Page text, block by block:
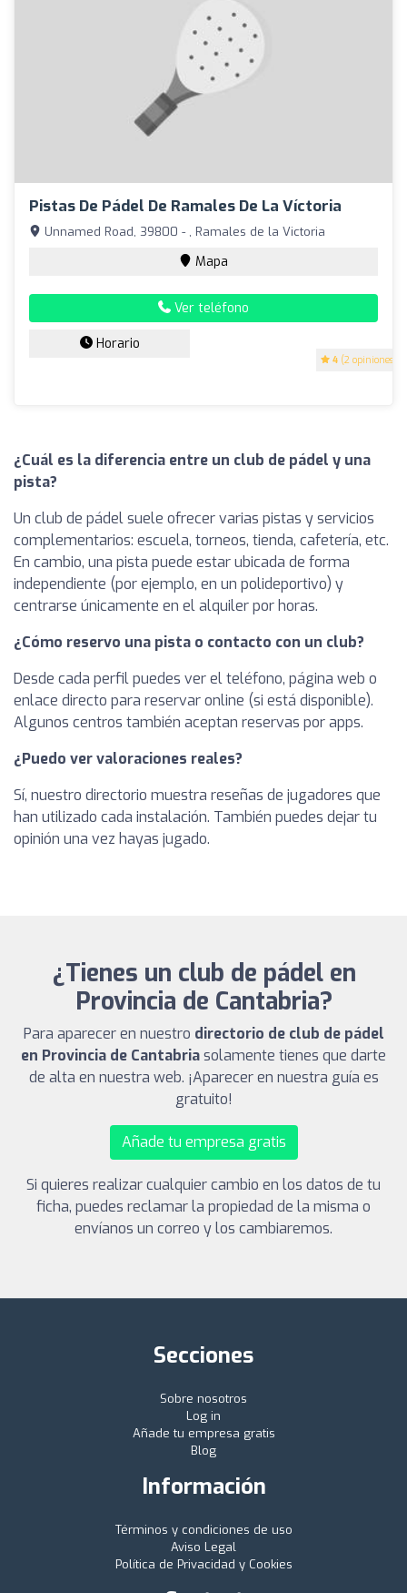
Pistas De Pádel De Ramales De La Víctoria
4 (2 opiniones)
Unnamed Road, 39800 - , Ramales de la Victoria
Mapa
Ver teléfono
Horario
¿Cuál es la diferencia entre un club de pádel y una
pista?
Un club de pádel suele ofrecer varias pistas y servicios
complementarios: escuela, torneos, tienda, cafetería, etc.
En cambio, una pista puede estar ubicada de forma
independiente (por ejemplo, en un polideportivo) y
centrarse únicamente en el alquiler por horas.
¿Cómo reservo una pista o contacto con un club?
Desde cada perfil puedes ver el teléfono, página web o
enlace directo para reservar online (si está disponible).
Algunos centros también aceptan reservas por apps.
¿Puedo ver valoraciones reales?
Sí, nuestro directorio muestra reseñas de jugadores que
han utilizado cada instalación. También puedes dejar tu
opinión una vez hayas jugado.
¿Tienes un club de pádel en
Provincia de Cantabria?
Para aparecer en nuestro directorio de club de pádel
en Provincia de Cantabriasolamente tienes que darte
de alta en nuestra web. ¡Aparecer en nuestra guía es
gratuito!
Añade tu empresa gratis
Si quieres realizar cualquier cambio en los datos de tu
ficha, puedes reclamar la propiedad de la misma o
envíanos un correo y los cambiaremos.
Secciones
Sobre nosotros
Log in
Añade tu empresa gratis
Blog
Información
Términos y condiciones de uso
Aviso Legal
Política de Privacidad y Cookies